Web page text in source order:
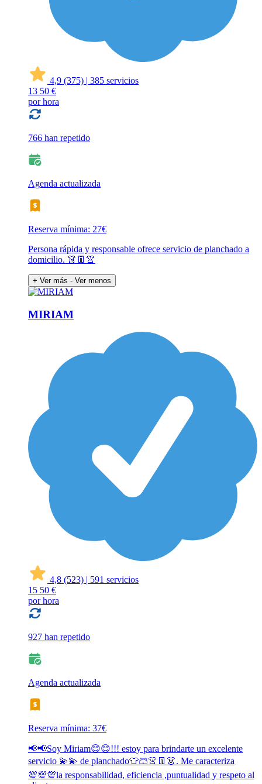
4,9 (375) | 385 servicios
13 50 €
por hora
766 han repetido
Agenda actualizada
Reserva mínima: 27€
Persona rápida y responsable ofrece servicio de planchado a
domicilio. 👗👖👚
+ Ver más - Ver menos
MIRIAM
4,8 (523) | 591 servicios
15 50 €
por hora
927 han repetido
Agenda actualizada
Reserva mínima: 37€
📢📢Soy Miriam😊😊!!! estoy para brindarte un excelente
servicio 💫💫 de planchado👕🩳👚👖👗. Me caracteriza
💯💯💯la responsabilidad, eficiencia ,puntualidad y respeto al